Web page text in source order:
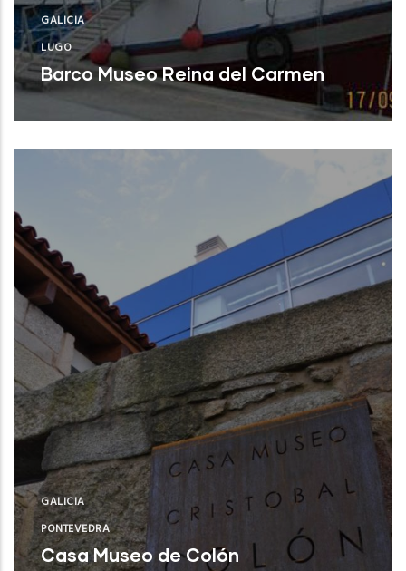
GALICIA
LUGO
Barco Museo Reina del Carmen
Burela (Lugo)
GALICIA
PONTEVEDRA
Casa Museo de Colón